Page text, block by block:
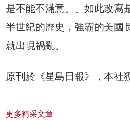
是不能不滿意。」如此改寫
半世紀的歷史，強霸的美國
就出現禍亂。
原刊於《星島日報》，本社
更多精采文章